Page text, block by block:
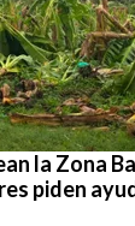
la Zona
piden